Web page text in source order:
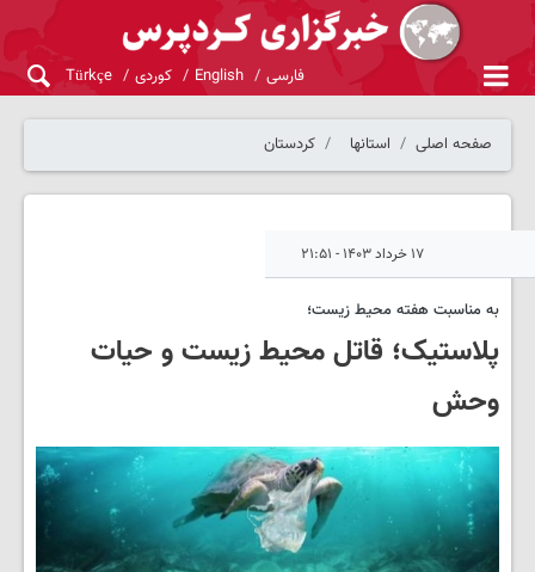
فارسی English کوردی Türkçe
صفحه اصلی استانها کردستان
۱۷ خرداد ۱۴۰۳ - ۲۱:۵۱
به مناسبت هفته محیط زیست؛
پلاستیک؛ قاتل محیط زیست و حیات
وحش